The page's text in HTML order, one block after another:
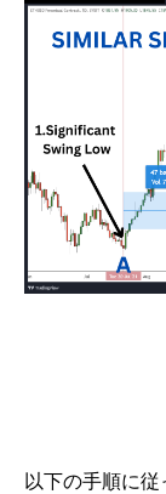
以下の手順に